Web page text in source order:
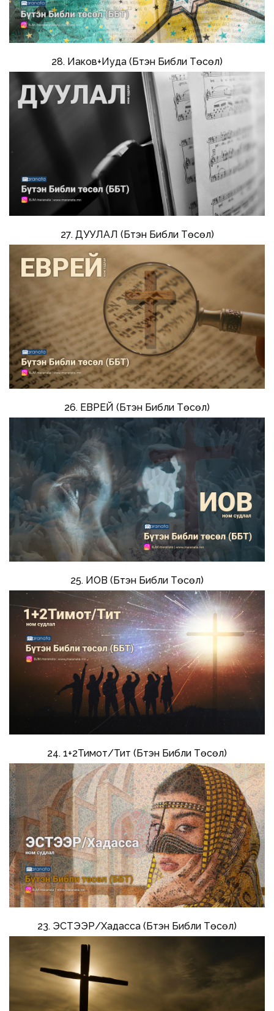
28. Иаков+Иуда (Бүтэн Библи Төсөл)
27. ДУУЛАЛ (Бүтэн Библи Төсөл)
26. ЕВРЕЙ (Бүтэн Библи Төсөл)
25. ИОВ (Бүтэн Библи Төсөл)
24. 1+2Тимот/Тит (Бүтэн Библи Төсөл)
23. ЭСТЭЭР/Хадасса (Бүтэн Библи Төсөл)